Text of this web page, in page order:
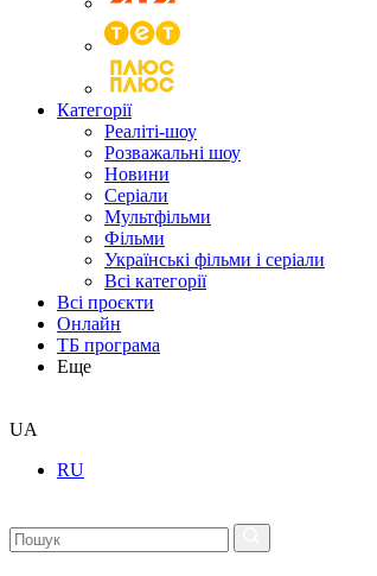
Категорії
Реаліті-шоу
Розважальні шоу
Новини
Серіали
Мультфільми
Фільми
Українські фільми і серіали
Всі категорії
Всі проєкти
Онлайн
ТБ програма
Еще
UA
RU